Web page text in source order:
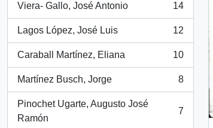
Viera- Gallo, José Antonio
, 14 results
14
Lagos López, José Luis
, 12 results
12
Caraball Martínez, Eliana
, 10 results
10
Martínez Busch, Jorge
, 8 results
8
Pinochet Ugarte, Augusto José
Ramón
, 7 results
7